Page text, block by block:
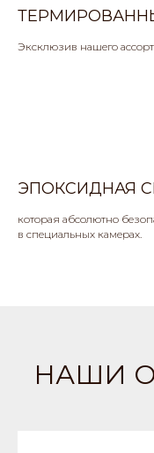
Эксклюзив нашего
ЭПОКСИДНАЯ
которая абсолютно
в специальных камерах.
НАШИ